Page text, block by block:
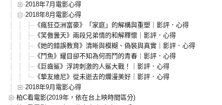
2018年7月電影心得
2018年8月電影心得
《瘋狂亞洲富豪》「家庭」的解構與重塑｜影評．心得
《笑傲曇天》兩段兄弟情的和解釋懷｜影評．心得
《她的錯誤教育》清晰與模糊、偽裝與真實｜影評．心得
《鬥魚》耀目卻不知為何而鬥的青春｜影評．心得
《巨齒鯊》浮誇刺激的人鯊大戰！｜影評．心得
《摯友維尼》從未逝去的爛漫美好｜影評．心得
2018年9月電影心得
柏C看電影(2019年，依在台上映時間區分)